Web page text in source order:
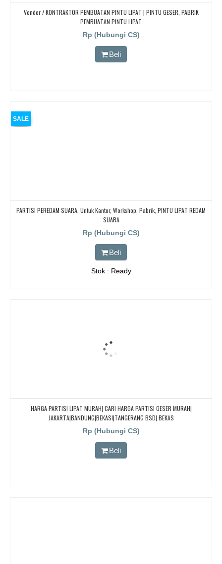
Vendor / KONTRAKTOR PEMBUATAN PINTU LIPAT | PINTU GESER, PABRIK
PEMBUATAN PINTU LIPAT
Rp (Hubungi CS)
Beli
SALE
PARTISI PEREDAM SUARA, Untuk Kantor, Workshop, Pabrik, PINTU LIPAT REDAM
SUARA
Rp (Hubungi CS)
Beli
Stok : Ready
HARGA PARTISI LIPAT MURAH| CARI HARGA PARTISI GESER MURAH|
JAKARTA|BANDUNG|BEKASI|TANGERANG BSD| BEKAS
Rp (Hubungi CS)
Beli